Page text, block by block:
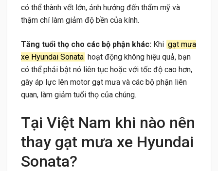
có thể thành vết lớn, ảnh hưởng đến thẩm mỹ và
thậm chí làm giảm độ bền của kính.
Tăng tuổi thọ cho các bộ phận khác: Khi gạt mưa
xe Hyundai Sonata hoạt động không hiệu quả, bạn
có thể phải bật nó liên tục hoặc với tốc độ cao hơn,
gây áp lực lên motor gạt mưa và các bộ phận liên
quan, làm giảm tuổi thọ của chúng.
Tại Việt Nam khi nào nên
thay gạt mưa xe Hyundai
Sonata?